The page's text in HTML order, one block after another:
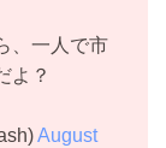
、一人で市
よ？
August